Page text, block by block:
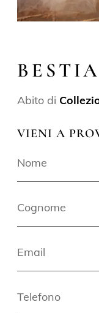
BESTIA
Abito di
VIENI A